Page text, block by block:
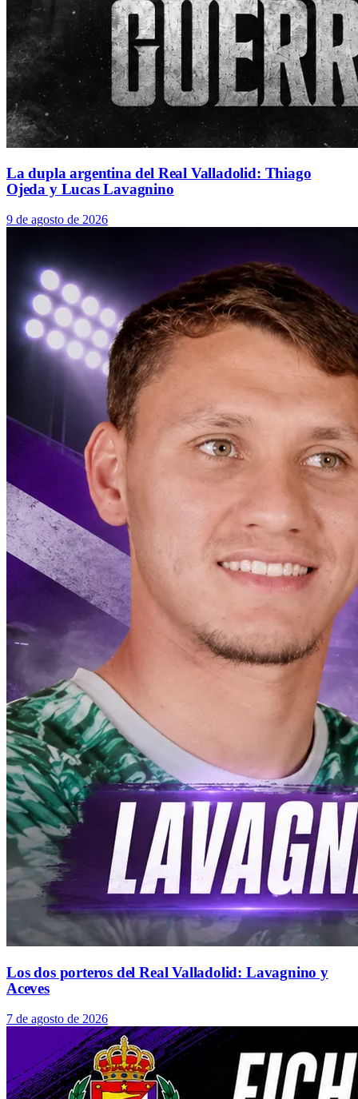
La dupla argentina del Real Valladolid: Thiago
Ojeda y Lucas Lavagnino
9 de agosto de 2026
Los dos porteros del Real Valladolid: Lavagnino y
Aceves
7 de agosto de 2026